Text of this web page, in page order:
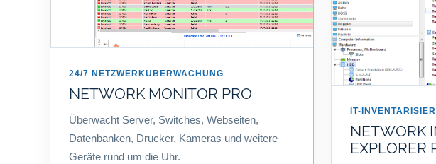
24/7 NETZWERKÜBERWACHUNG
NETWORK MONITOR PRO
Überwacht Server, Switches, Webseiten,
Datenbanken, Drucker, Kameras und weitere
Geräte rund um die Uhr.
IT-
NETWORK
EXPLORER